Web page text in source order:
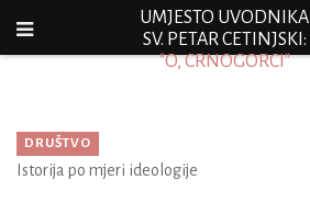
UMJESTO UVODNIKA
SV. PETAR CETINJSKI:
"O, CRNOGORCI"
DRUŠTVO
Istorija po mjeri ideologije